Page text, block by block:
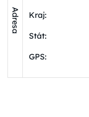
Adresa Kraj:
Stát:
GPS: